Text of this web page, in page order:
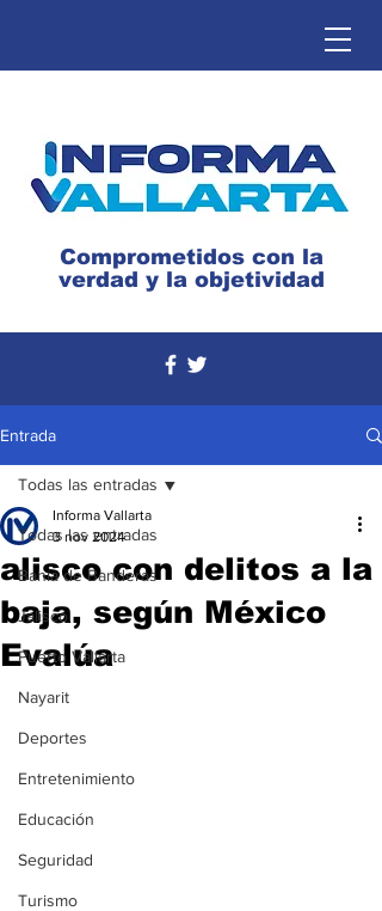
Comprometidos con la
verdad y la objetividad
Entrada
Todas las entradas
Bahía de Banderas
Jalisco
Puerto Vallarta
Nayarit
Deportes
Entretenimiento
Educación
Seguridad
Turismo
Todas las entradas
alisco con delitos a la
baja, según México
Evalúa
Informa Vallarta
3 nov 2024